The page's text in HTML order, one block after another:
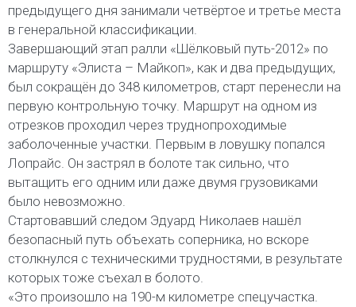
предыдущего дня занимали четвёртое и третье места
в генеральной классификации.
Завершающий этап ралли «Шёлковый путь-2012» по
маршруту «Элиста – Майкоп», как и два предыдущих,
был сокращён до 348 километров, старт перенесли на
первую контрольную точку. Маршрут на одном из
отрезков проходил через труднопроходимые
заболоченные участки. Первым в ловушку попался
Лопрайс. Он застрял в болоте так сильно, что
вытащить его одним или даже двумя грузовиками
было невозможно.
Стартовавший следом Эдуард Николаев нашёл
безопасный путь объехать соперника, но вскоре
столкнулся с техническими трудностями, в результате
которых тоже съехал в болото.
«Это произошло на 190-м километре спецучастка.